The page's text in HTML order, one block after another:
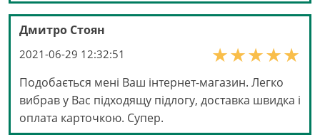
Дмитро Стоян
2021-06-29 12:32:51
Подобається мені Ваш інтернет-магазин. Легко
вибрав у Вас підходящу підлогу, доставка швидка і
оплата карточкою. Cупер.